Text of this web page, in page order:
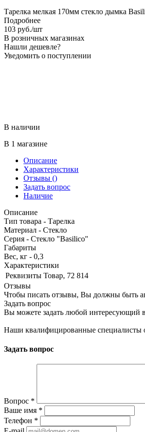
Тарелка мелкая 170мм стекло дымка
Подробнее
103 руб./шт
В розничных магазинах
Нашли дешевле?
Уведомить о поступлении
В наличии
В 1 магазине
Описание
Характеристики
Отзывы ()
Задать вопрос
Наличие
Описание
Тип товара - Тарелка
Материал - Стекло
Серия - Стекло "Basilico"
Габариты
Вес, кг - 0,3
Характеристики
Реквизиты Товар, 72 814
Отзывы
Чтобы писать отзывы, Вы должны быть
Задать вопрос
Вы можете задать любой интересующий
Наши квалифицированные специалисты
Задать вопрос
Вопрос *
Ваше имя *
Телефон *